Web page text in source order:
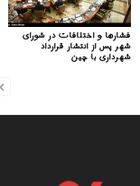
فشارها و اختلافات در شورای
شهر پس از انتشار قرارداد
شهرداری با چین